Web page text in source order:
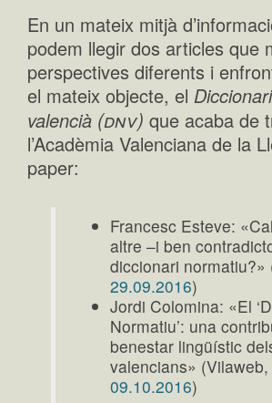
En un mateix mitjà
podem llegir dos articles que
perspectives diferents i
el mateix objecte, el
valencià (dnv) que acaba de
l’Acadèmia Valenciana de la
paper:
Francesc Esteve:
altre –i ben
diccionari normatiu?»
29.09.2016)
Jordi Colomina: «El
Normatiu’: una
benestar lingüístic
valencians» (Vilaweb,
09.10.2016)